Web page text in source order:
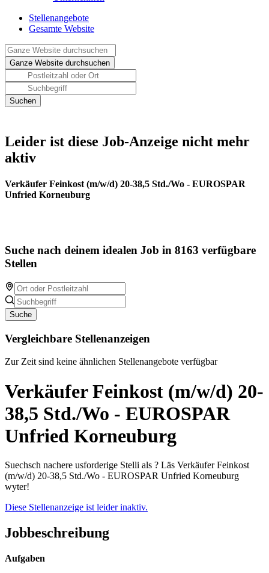
Stellenangebote
Gesamte Website
Leider ist diese Job-Anzeige nicht mehr
aktiv
Verkäufer Feinkost (m/w/d) 20-38,5 Std./Wo - EUROSPAR
Unfried Korneuburg
Suche nach deinem idealen Job in 8163 verfügbare
Stellen
Suche
Vergleichbare Stellenanzeigen
Zur Zeit sind keine ähnlichen Stellenangebote verfügbar
Verkäufer Feinkost (m/w/d) 20-
38,5 Std./Wo - EUROSPAR
Unfried Korneuburg
Suechsch nachere usforderige Stelli als ? Läs Verkäufer Feinkost
(m/w/d) 20-38,5 Std./Wo - EUROSPAR Unfried Korneuburg
wyter!
Diese Stellenanzeige ist leider inaktiv.
Jobbeschreibung
Aufgaben